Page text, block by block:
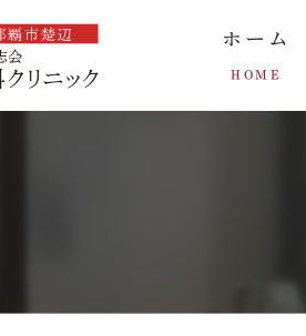
ホーム
HOME